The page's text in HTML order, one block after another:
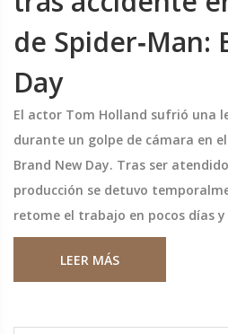
de Spider‑Man:
Day
El actor Tom Holland sufrió una
durante un golpe de cámara en
Brand New Day. Tras ser
producción se detuvo
retome el trabajo en pocos días y
benéfico con su pareja Zena. El
sobre la seguridad en los rodajes
LEER MÁS